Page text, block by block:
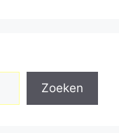
Zoeken